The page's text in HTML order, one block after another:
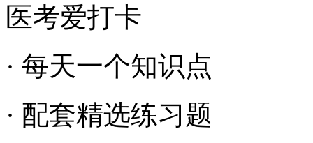
医考爱打卡
· 每天一个知识点
· 配套精选练习题